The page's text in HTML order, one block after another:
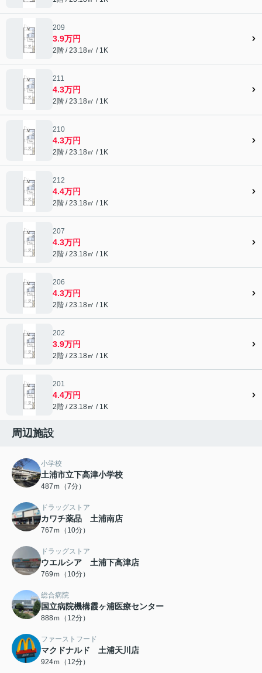
209
3.9万円
2階 / 23.18㎡ / 1K
211
4.3万円
2階 / 23.18㎡ / 1K
210
4.3万円
2階 / 23.18㎡ / 1K
212
4.4万円
2階 / 23.18㎡ / 1K
207
4.3万円
2階 / 23.18㎡ / 1K
206
4.3万円
2階 / 23.18㎡ / 1K
202
3.9万円
2階 / 23.18㎡ / 1K
201
4.4万円
2階 / 23.18㎡ / 1K
周辺施設
小学校
土浦市立下高津小学校
487ｍ（7分）
ドラッグストア
カワチ薬品 土浦南店
767ｍ（10分）
ドラッグストア
ウエルシア 土浦下高津店
769ｍ（10分）
総合病院
国立病院機構霞ヶ浦医療センター
888ｍ（12分）
ファーストフード
マクドナルド 土浦天川店
924ｍ（12分）